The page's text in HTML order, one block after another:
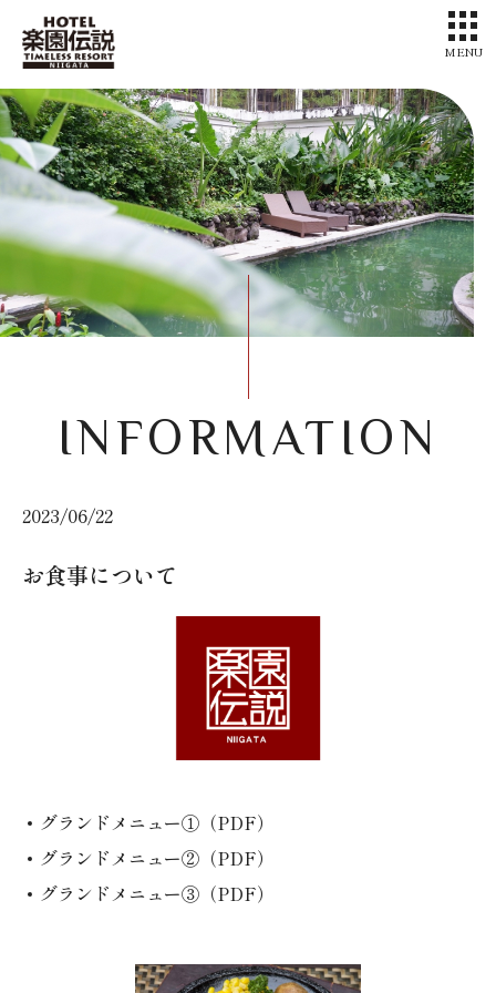
MENU
INFORMATION
2023/06/22
お食事について
グランドメニュー①（PDF）
グランドメニュー②（PDF）
グランドメニュー③（PDF）